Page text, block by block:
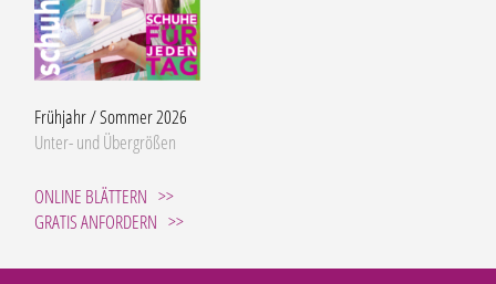
Frühjahr / Sommer 2026
Unter- und Übergrößen
ONLINE BLÄTTERN
GRATIS ANFORDERN